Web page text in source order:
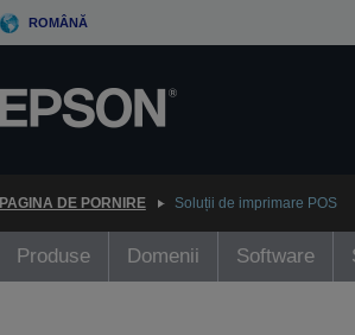
ROMÂNĂ
PAGINA DE PORNIRE Soluții de imprimare POS
Produse Domenii Software